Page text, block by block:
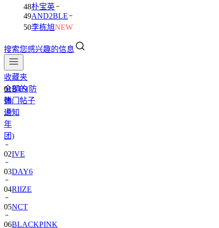
48朴宝英
49AND2BLE
50李栋旭NEW
搜索您感兴趣的信息
收藏夹
全部的
热门帖子
通知
01BTS(防
弹
少
年
团)
02IVE
03DAY6
04RIIZE
05NCT
06BLACKPINK